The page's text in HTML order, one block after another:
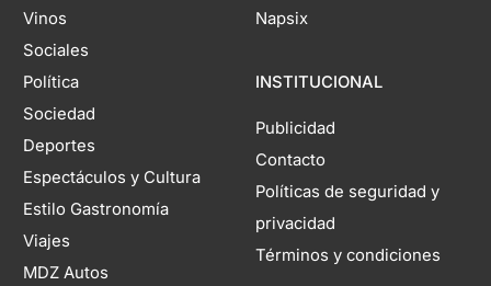
Vinos
Sociales
Política
Sociedad
Deportes
Espectáculos y Cultura
Estilo Gastronomía
Viajes
MDZ Autos
Napsix
INSTITUCIONAL
Publicidad
Contacto
Políticas de seguridad y
privacidad
Términos y condiciones